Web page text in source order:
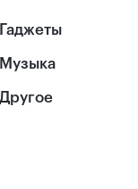
Гаджеты
Музыка
Другое